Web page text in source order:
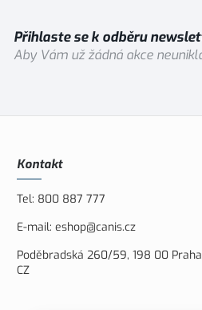
Přihlaste se k odběru
Aby Vám už žádná akce
Kontakt
Tel: 800 887 777
E-mail: eshop@canis.cz
Poděbradská 260/59, 198 00
CZ